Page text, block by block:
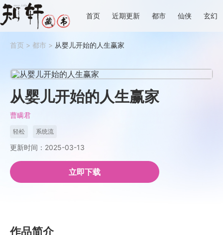
首页 近期更新 都市 仙侠 玄幻
首页 > 都市 > 从婴儿开始的人生赢家
从婴儿开始的人生赢家
曹瞒君
轻松 系统流
更新时间：2025-03-13
立即下载
作品简介